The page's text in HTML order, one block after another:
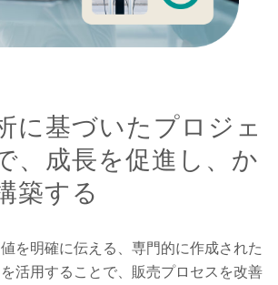
に基づいたプロジェ
、成長を促進し、か
築する
を明確に伝える、専門的に作成された
活用することで、販売プロセスを改善